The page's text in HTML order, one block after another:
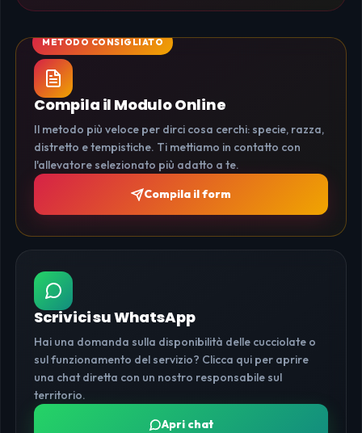
Compila il Modulo Online
Il metodo più veloce per dirci cosa cerchi: specie, razza,
distretto e tempistiche. Ti mettiamo in contatto con
l'allevatore selezionato più adatto a te.
Compila il form
Scrivici su WhatsApp
Hai una domanda sulla disponibilità delle cucciolate o
sul funzionamento del servizio? Clicca qui per aprire
una chat diretta con un nostro responsabile sul
territorio.
Apri chat